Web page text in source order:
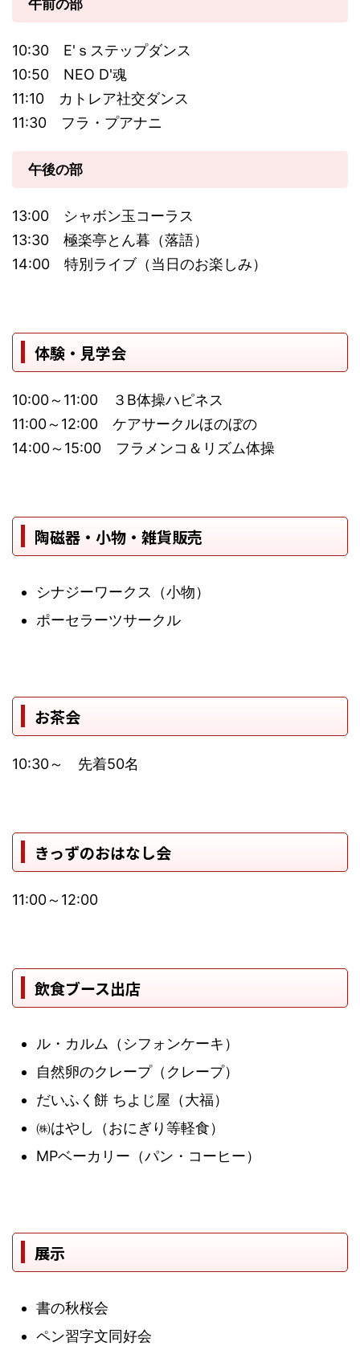
午前の部
10:30 E'ｓステップダンス
10:50 NEO D'魂
11:10 カトレア社交ダンス
11:30 フラ・プアナニ
午後の部
13:00 シャボン玉コーラス
13:30 極楽亭とん暮（落語）
14:00 特別ライブ（当日のお楽しみ）
体験・見学会
10:00～11:00 ３B体操ハピネス
11:00～12:00 ケアサークルほのぼの
14:00～15:00 フラメンコ＆リズム体操
陶磁器・小物・雑貨販売
シナジーワークス（小物）
ポーセラーツサークル
お茶会
10:30～ 先着50名
きっずのおはなし会
11:00～12:00
飲食ブース出店
ル・カルム（シフォンケーキ）
自然卵のクレープ（クレープ）
だいふく餅 ちよじ屋（大福）
㈱はやし（おにぎり等軽食）
MPベーカリー（パン・コーヒー）
展示
書の秋桜会
ペン習字文同好会